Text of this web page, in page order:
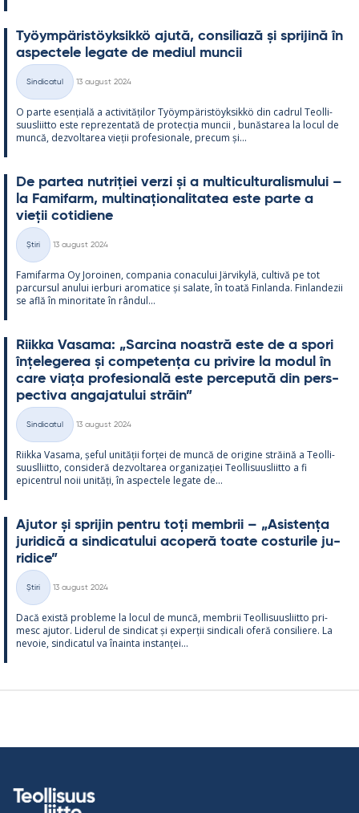
Työym­pä­ris­töyk­sikkö ajută, con­si­liază și spri­jină în
as­pec­tele le­gate de me­diul muncii
Categorii
Sindicatul
13 august 2024
O parte esențială a ac­ti­vități­lor Työym­pä­ris­töyk­sikkö din cadrul Teol­li­
suus­liitto este reprezen­tată de pro­tecția muncii , bunăs­ta­rea la locul de
muncă, dez­vol­ta­rea vieții pro­fe­sio­nale, precum și...
De par­tea nut­riției verzi și a mul­ticul­tu­ra­lis­mu­lui –
la Fa­mi­farm, mul­ti­națio­na­li­ta­tea este parte a
vieții co­ti­diene
Categorii
Știri
13 august 2024
Fa­mi­farma Oy Jo­roi­nen, com­pa­nia co­nacu­lui Jär­vi­kylä, cul­tivă pe tot
parcur­sul anu­lui ier­buri aro­ma­tice și sa­late, în toată Fin­landa. Fin­lan­dezii
se află în mi­no­ri­tate în rân­dul...
Riikka Va­sama: „Sarcina noa­stră este de a spori
înțe­le­ge­rea și com­pe­tența cu pri­vire la mo­dul în
care viața pro­fe­sio­nală este perce­pută din pers­
pec­tiva an­ga­ja­tu­lui străin”
Categorii
Sindicatul
13 august 2024
Riikka Va­sama, șe­ful unității forței de muncă de ori­gine străină a Teol­li­
suusl­liitto, con­si­deră dez­vol­ta­rea or­ga­nizației Teol­li­suus­liitto a fi
epicent­rul noii unități, în as­pec­tele le­gate de...
Aju­tor și spri­jin pentru toți mem­brii – „Asis­tența
ju­ri­dică a sin­dica­tu­lui aco­peră toate cos­tu­rile ju­
ri­dice”
Categorii
Știri
13 august 2024
Dacă există probleme la locul de muncă, mem­brii Teol­li­suus­liitto pri­
mesc aju­tor. Li­de­rul de sin­dicat și ex­perții sin­dicali oferă con­si­liere. La
ne­voie, sin­dica­tul va înainta ins­tanței...